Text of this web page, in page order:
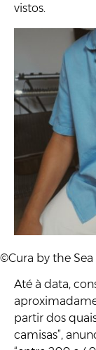
vistos.
©Cura by the Sea
Até à data,
partir dos
camisas”,